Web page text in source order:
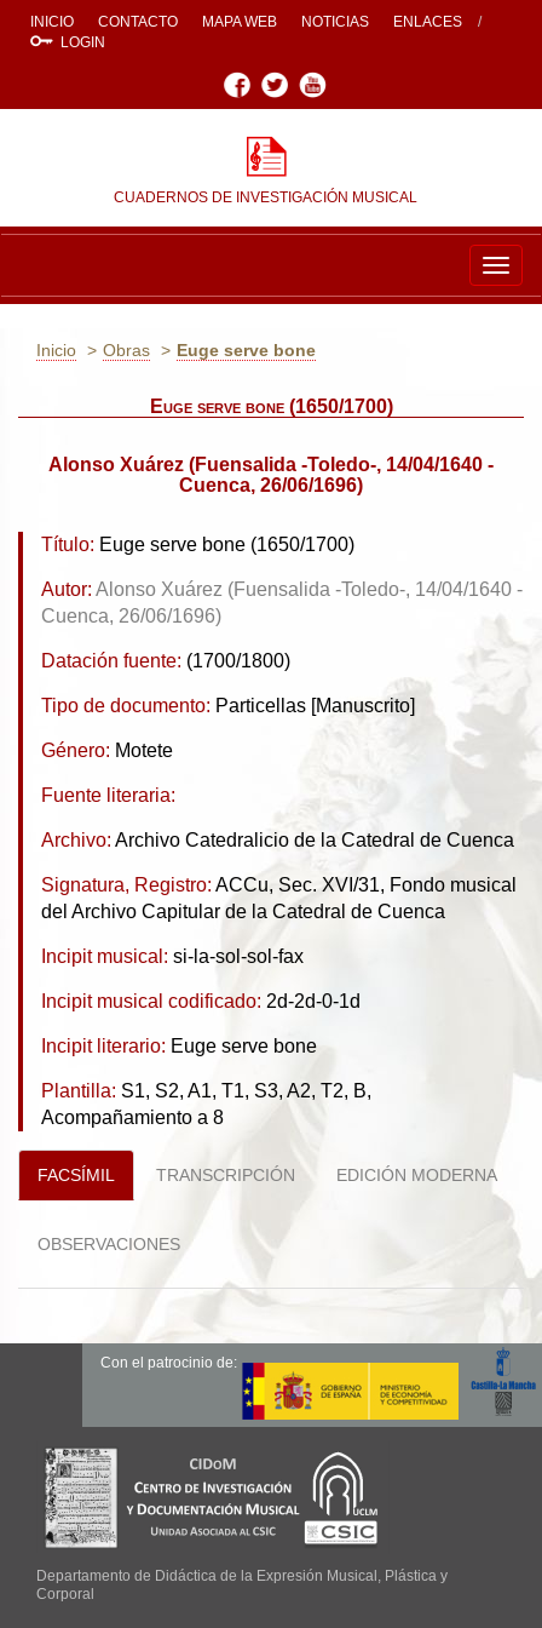
INICIO CONTACTO MAPA WEB NOTICIAS
ENLACES
LOGIN
Facebook
TwitterYoutube
CUADERNOS DE INVESTIGACIÓN MUSICAL
Inicio Obras Euge serve bone
Euge serve bone (1650/1700)
Alonso Xuárez (Fuensalida -Toledo-, 14/04/1640 -
Cuenca, 26/06/1696)
Título: Euge serve bone (1650/1700)
Autor: Alonso Xuárez (Fuensalida -Toledo-, 14/04/1640 -
Cuenca, 26/06/1696)
Datación fuente: (1700/1800)
Tipo de documento: Particellas [Manuscrito]
Género: Motete
Fuente literaria:
Archivo: Archivo Catedralicio de la Catedral de Cuenca
Signatura, Registro: ACCu, Sec. XVI/31, Fondo musical
del Archivo Capitular de la Catedral de Cuenca
Incipit musical: si-la-sol-sol-fax
Incipit musical codificado: 2d-2d-0-1d
Incipit literario: Euge serve bone
Plantilla: S1, S2, A1, T1, S3, A2, T2, B,
Acompañamiento a 8
FACSÍMIL TRANSCRIPCIÓN EDICIÓN MODERNA
OBSERVACIONES
Departamento de Didáctica de la Expresión Musical, Plástica y
Corporal
Con el patrocinio de: